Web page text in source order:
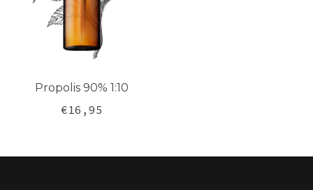
90% 1:10
Propolis 90% 1:10
€16,95